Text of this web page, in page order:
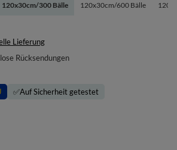
120x30cm/300 Bälle 120x30cm/600 Bälle
Lieferung
Rücksendungen
✅Auf Sicherheit getestet